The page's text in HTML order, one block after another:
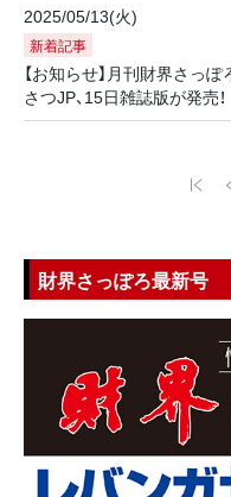
2025/05/13(火)
新着記事
【お知らせ】月刊財界さっ
さつJP、15日雑誌版が発売！
財界さっぽろ最新号